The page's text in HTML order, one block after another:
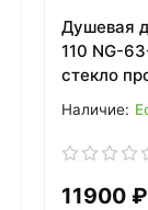
Душевая
110 NG-
стекло
11900 ₽